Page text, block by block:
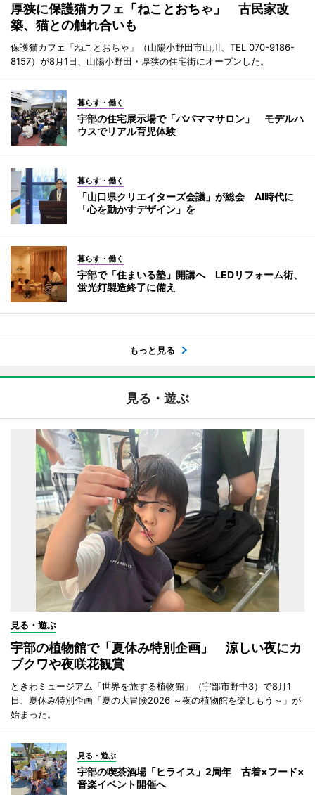
厚狭に保護猫カフェ「ねことおちゃ」 古民家改
築、猫との触れ合いも
保護猫カフェ「ねことおちゃ」（山陽小野田市山川、TEL 070-9186-
8157）が8月1日、山陽小野田・厚狭の住宅街にオープンした。
暮らす・働く
宇部の住宅展示場で「パパママサロン」 モデルハ
ウスでリアル育児体験
暮らす・働く
「山口県クリエイターズ会議」が総会 AI時代に
「心を動かすデザイン」を
暮らす・働く
宇部で「住まいる塾」開講へ LEDリフォーム術、
蛍光灯製造終了に備え
もっと見る
見る・遊ぶ
見る・遊ぶ
宇部の植物館で「夏休み特別企画」 涼しい夜にカ
ブクワや夜咲花観賞
ときわミュージアム「世界を旅する植物館」（宇部市野中3）で8月1
日、夏休み特別企画「夏の大冒険2026 ～夜の植物館を楽しもう～」が
始まった。
見る・遊ぶ
宇部の喫茶酒場「ヒライス」2周年 古着×フード×
音楽イベント開催へ